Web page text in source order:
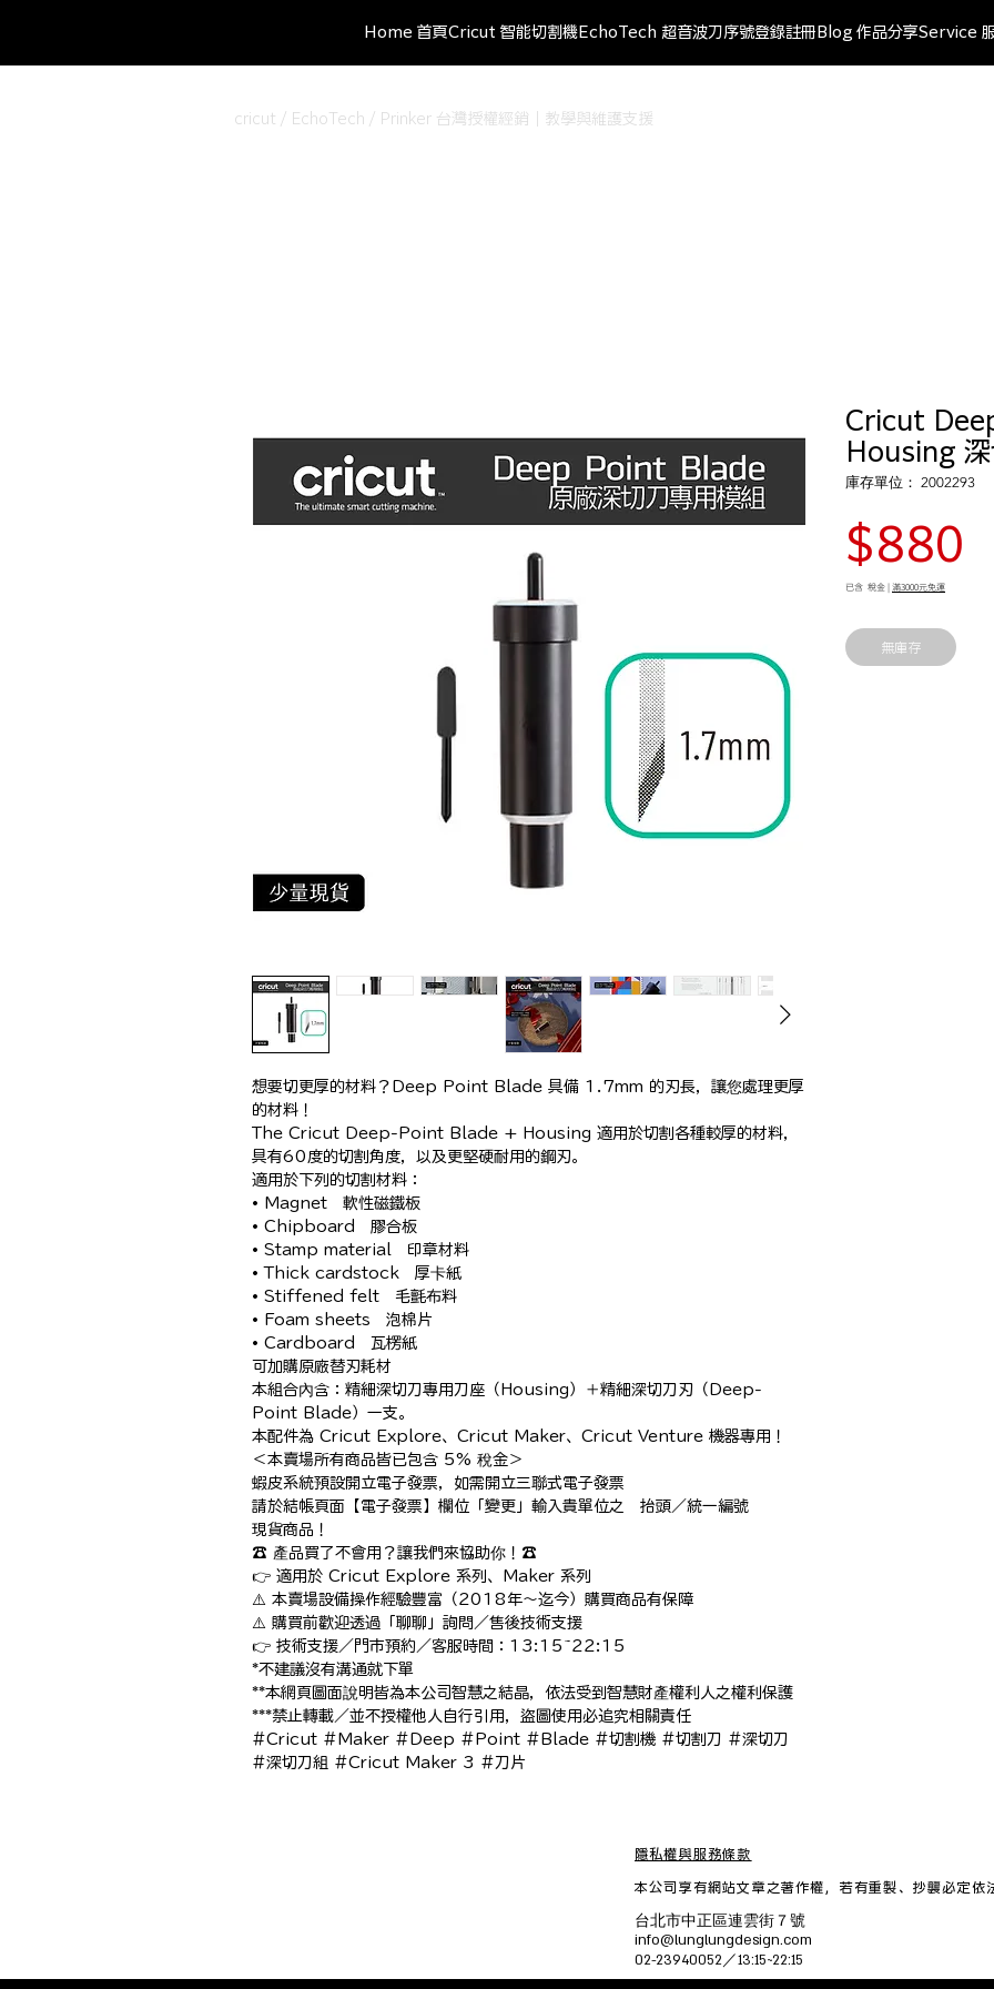
Home 首頁Cricut 智能切割機EchoTech 超音波刀序號登錄註冊 Blog 作品分享Service
cricut / EchoTech / Prinker 台灣授權經銷｜教學與維護支援
想要切更厚的材料？Deep Point Blade 具備 1.7mm 的刃長，讓您處理更厚
的材料！
The Cricut Deep-Point Blade + Housing 適用於切割各種較厚的材料，
具有60度的切割角度，以及更堅硬耐用的鋼刃。
適用於下列的切割材料：
• Magnet　軟性磁鐵板
• Chipboard　膠合板
• Stamp material　印章材料
• Thick cardstock　厚卡紙
• Stiffened felt　毛氈布料
• Foam sheets　泡棉片
• Cardboard　瓦楞紙
可加購原廠替刃耗材
本組合內含：精細深切刀專用刀座（Housing）＋精細深切刀刃（Deep-
Point Blade）一支。
本配件為 Cricut Explore、Cricut Maker、Cricut Venture 機器專用！
＜本賣場所有商品皆已包含 5% 稅金＞
蝦皮系統預設開立電子發票，如需開立三聯式電子發票
請於結帳頁面【電子發票】欄位「變更」輸入貴單位之　抬頭／統一編號
現貨商品！
☎️ 產品買了不會用？讓我們來協助你！☎️
👉 適用於 Cricut Explore 系列、Maker 系列
⚠️ 本賣場設備操作經驗豐富（2018年～迄今）購買商品有保障
⚠️ 購買前歡迎透過「聊聊」詢問／售後技術支援
👉 技術支援／門市預約／客服時間：13:15~22:15
*不建議沒有溝通就下單
**本網頁圖面說明皆為本公司智慧之結晶，依法受到智慧財產權利人之權利保護
***禁止轉載／並不授權他人自行引用，盜圖使用必追究相關責任
#Cricut #Maker #Deep #Point #Blade #切割機 #切割刀 #深切刀
#深切刀組 #Cricut Maker 3 #刀片
Cricut
Housing 深
庫存單位： 2002293
$880
已含 稅金 滿3000元免運
無庫存
隱私權與服務條款
本公司享有網站文章之著作權， 若有重製、抄襲必定依
台北市中正區連雲街７號
info@lunglungdesign.com
02-23940052／13:15~22:15